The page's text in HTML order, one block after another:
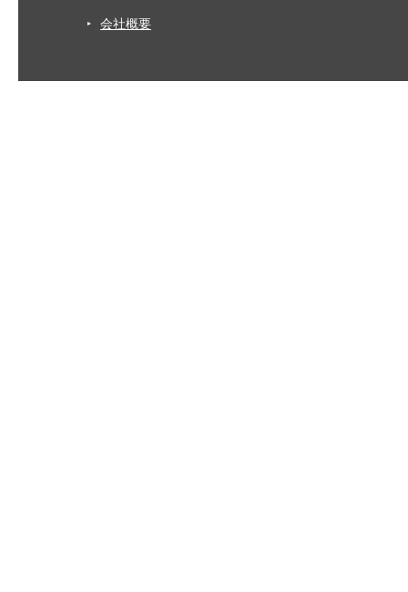
会社概要